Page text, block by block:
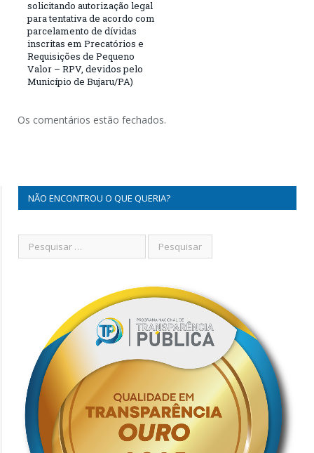
solicitando autorização legal
para tentativa de acordo com
parcelamento de dívidas
inscritas em Precatórios e
Requisições de Pequeno
Valor – RPV, devidos pelo
Município de Bujaru/PA)
Os comentários estão fechados.
NÃO ENCONTROU O QUE QUERIA?